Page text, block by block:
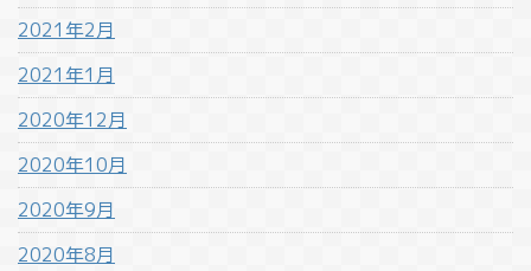
2021年2月
2021年1月
2020年12月
2020年10月
2020年9月
2020年8月